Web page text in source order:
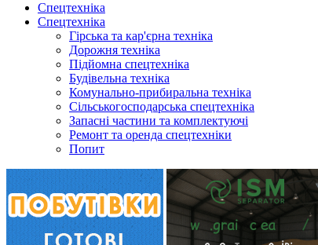
Спецтехніка
Спецтехніка
Гірська та кар'єрна техніка
Дорожня техніка
Підйомна спецтехніка
Будівельна техніка
Комунально-прибиральна техніка
Сільськогосподарська спецтехніка
Запасні частини та комплектуючі
Ремонт та оренда спецтехніки
Попит